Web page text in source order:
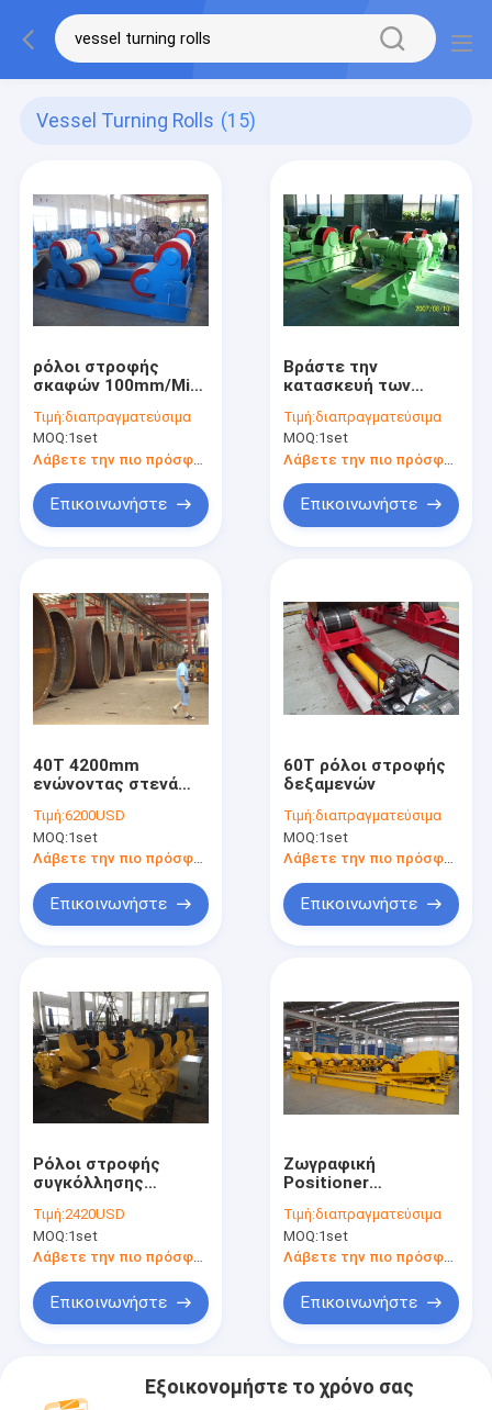
Vessel Turning Rolls (15)
ρόλοι στροφής
σκαφών 100mm/Min
συγκόλλησης
ευθυγράμμισης
λεβήτων
Τιμή:διαπραγματεύσιμα
MOQ:1set
Λάβετε την πιο πρόσφατη τιμή
Επικοινωνήστε
Βράστε την
κατασκευή των
σκαφών, εξοπλισμός
συγκόλλησης
σωλήνων 6-60m/H
Τιμή:διαπραγματεύσιμα
MOQ:1set
Επικοινωνήστε
40T 4200mm
ενώνοντας στενά
σωλήνων ρόλων
αυτόματο
κεντραρίσματος
Τιμή:6200USD
MOQ:1set
Λάβετε την πιο πρόσφατη τιμή
Επικοινωνήστε
60T ρόλοι στροφής
δεξαμενών
Τιμή:διαπραγματεύσιμα
MOQ:1set
Επικοινωνήστε
Ρόλοι στροφής
συγκόλλησης
αυτόματο Rotator
δεξαμενών 0.75KW
Τιμή:2420USD
MOQ:1set
Λάβετε την πιο πρόσφατη τιμή
Επικοινωνήστε
Ζωγραφική
Positioner
Rotator
1000mm7000mm για
το βαρύ σκάφος
Τιμή:διαπραγματεύσιμα
MOQ:1set
Λάβετε την πιο πρόσφατη τιμή
Επικοινωνήστε
Εξοικονομήστε το χρόνο σας